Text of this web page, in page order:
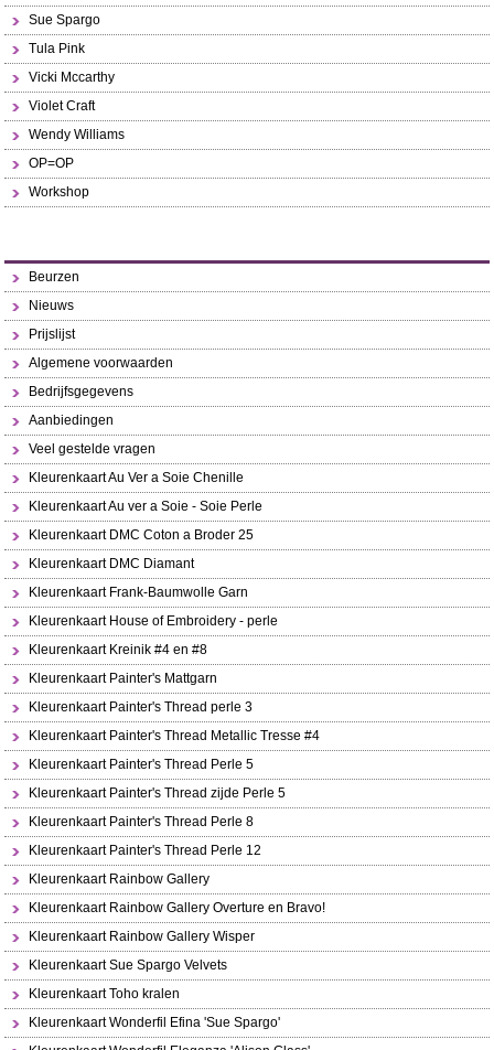
Sue Spargo
Tula Pink
Vicki Mccarthy
Violet Craft
Wendy Williams
OP=OP
Workshop
Beurzen
Nieuws
Prijslijst
Algemene voorwaarden
Bedrijfsgegevens
Aanbiedingen
Veel gestelde vragen
Kleurenkaart Au Ver a Soie Chenille
Kleurenkaart Au ver a Soie - Soie Perle
Kleurenkaart DMC Coton a Broder 25
Kleurenkaart DMC Diamant
Kleurenkaart Frank-Baumwolle Garn
Kleurenkaart House of Embroidery - perle
Kleurenkaart Kreinik #4 en #8
Kleurenkaart Painter's Mattgarn
Kleurenkaart Painter's Thread perle 3
Kleurenkaart Painter's Thread Metallic Tresse #4
Kleurenkaart Painter's Thread Perle 5
Kleurenkaart Painter's Thread zijde Perle 5
Kleurenkaart Painter's Thread Perle 8
Kleurenkaart Painter's Thread Perle 12
Kleurenkaart Rainbow Gallery
Kleurenkaart Rainbow Gallery Overture en Bravo!
Kleurenkaart Rainbow Gallery Wisper
Kleurenkaart Sue Spargo Velvets
Kleurenkaart Toho kralen
Kleurenkaart Wonderfil Efina 'Sue Spargo'